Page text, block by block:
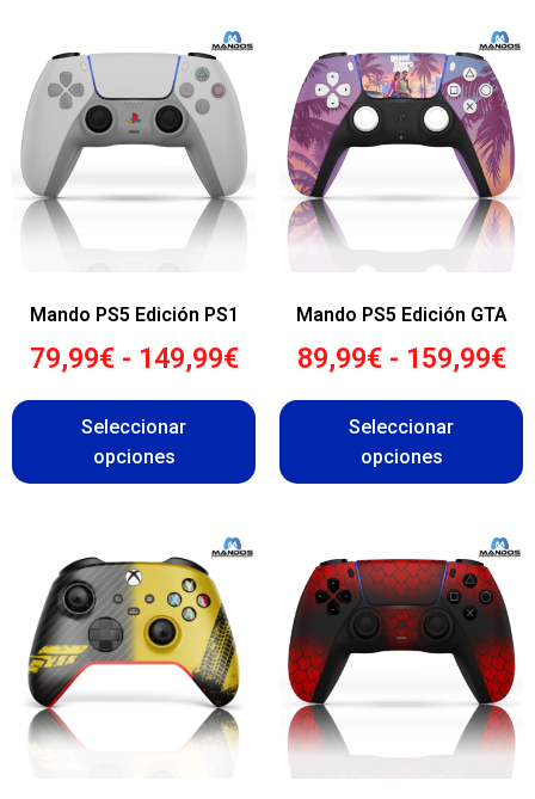
Mando PS5 Edición PS1
79,99€ - 149,99€
Seleccionar
opciones
Mando PS5 Edición GTA
89,99€ - 159,99€
Seleccionar
opciones